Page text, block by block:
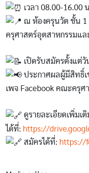
เวลา 08.00-16.00
ณ ห้องครุนวัต ชั้น 1
ครุศาสตร์อุตสาหกรรมแล
เปิดรับสมัครตั้งแต่
ประกาศผลผู้มีสิทธิ์เ
เพจ Facebook คณะครุศ
ดูรายละเอียดเพิ่มเติ
ได้ที่: https://
สมัครได้ที่: https://